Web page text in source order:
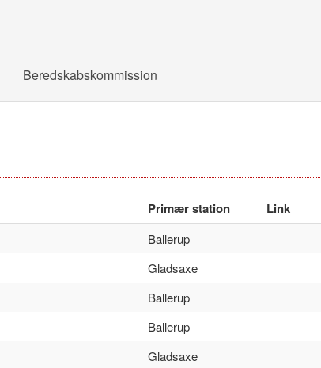
Beredskabskommission
Primær station Link
Ballerup
Gladsaxe
Ballerup
Ballerup
Gladsaxe